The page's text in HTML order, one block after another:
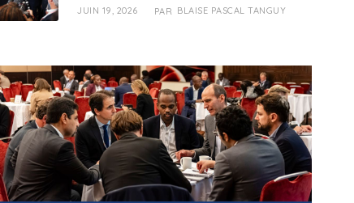
JUIN 19, 2026 PAR BLAISE PASCAL TANGUY